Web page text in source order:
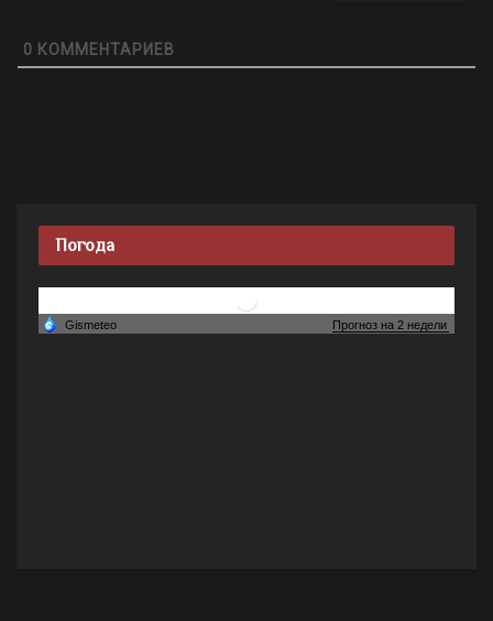
0 КОММЕНТАРИЕВ
Погода